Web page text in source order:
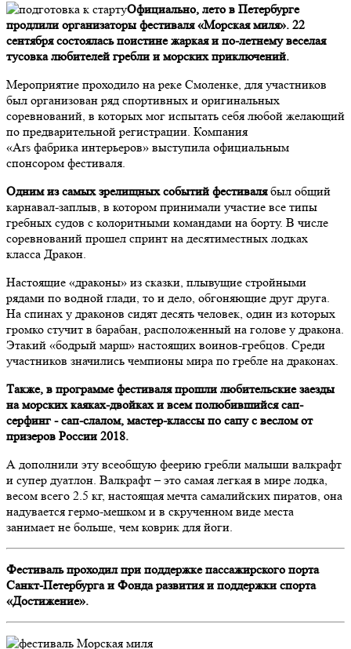
Официально, лето в Петербурге
продлили организаторы фестиваля «Морская миля». 22
сентября состоялась поистине жаркая и по-летнему веселая
тусовка любителей гребли и морских приключений.
Мероприятие проходило на реке Смоленке, для участников
был организован ряд спортивных и оригинальных
соревнований, в которых мог испытать себя любой желающий
по предварительной регистрации. Компания
«Ars фабрика интерьеров» выступила официальным
спонсором фестиваля.
Одним из самых зрелищных событий фестивалябыл общий
карнавал-заплыв, в котором принимали участие все типы
гребных судов с колоритными командами на борту. В числе
соревнований прошел спринт на десятиместных лодках
класса Дракон.
Настоящие «драконы» из сказки, плывущие стройными
рядами по водной глади, то и дело, обгоняющие друг друга.
На спинах у драконов сидят десять человек, один из которых
громко стучит в барабан, расположенный на голове у дракона.
Этакий «бодрый марш» настоящих воинов-гребцов. Среди
участников значились чемпионы мира по гребле на драконах.
Также, в программе фестиваля прошли любительские заезды
на морских каяках-двойках и всем полюбившийся сап-
серфинг - сап-слалом, мастер-классы по сапу с веслом от
призеров России 2018.
А дополнили эту всеобщую феерию гребли малыши валкрафт
и супер дуатлон. Валкрафт – это самая легкая в мире лодка,
весом всего 2.5 кг, настоящая мечта самалийских пиратов, она
надувается гермо-мешком и в скрученном виде места
занимает не больше, чем коврик для йоги.
Фестиваль проходил при поддержке пассажирского порта
Санкт-Петербурга и Фонда развития и поддержки спорта
«Достижение».